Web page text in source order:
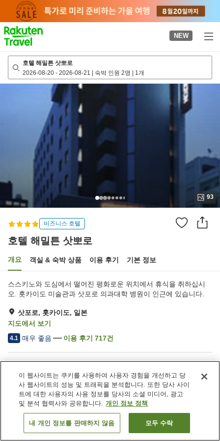
page
NEW
호텔 해밀튼 삿뽀로
2026-08-20 - 2026-08-21 | 숙박 인원 2명 | 1개
93
비즈니스 호텔
호텔 해밀튼 삿뽀로
개요 객실 & 숙박 상품 이용 후기 기본 정보
스스키노와 도심에서 떨어진 평화로운 위치에서 휴식을 취하십시
오. 홋카이도 미술관과 삿포로 의과대학 병원이 인근에 있습니다.
삿포로, 홋카이도, 일본
지도에서 보기
4.1 매우 좋음 이용 후기 717건
주차장
스파 / 미용실
레스토랑
자동판매기
객실 보기
이 웹사이트는 쿠키를 사용하여 사용자 경험을 개선하고 당
사 웹사이트의 성능 및 트래픽을 분석합니다. 또한 당사 사이
트에 대한 사용자의 사용 정보를 당사의 소셜 미디어, 광고
및 분석 협력사와 공유합니다. 개인 정보 정책
내 개인 정보를 판매하지 않음 모두 수락